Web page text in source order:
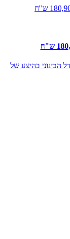
הבינוני בהיצע של